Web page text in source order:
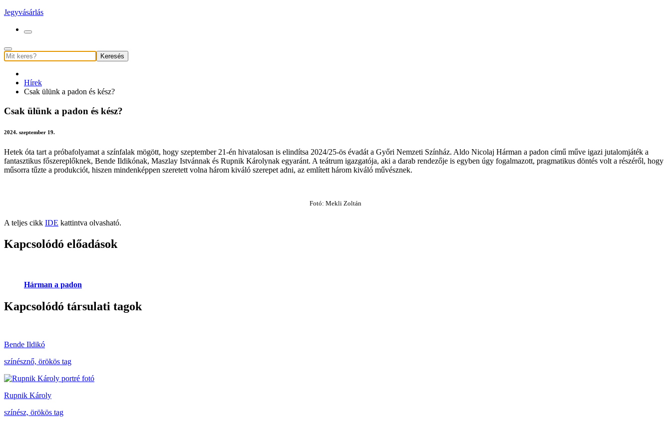
Jegyvásárlás
Keresés
Hírek
Csak ülünk a padon és kész?
Csak ülünk a padon és kész?
2024. szeptember 19.
Hetek óta tart a próbafolyamat a színfalak mögött, hogy szeptember 21-én hivatalosan is elindítsa 2024/25-ös évadát a Győri Nemzeti Színház. Aldo Nicolaj Hárman a padon című műve igazi jutalomjáték a
fantasztikus főszereplőknek, Bende Ildikónak, Maszlay Istvánnak és Rupnik Károlynak egyaránt. A teátrum igazgatója, aki a darab rendezője is egyben úgy fogalmazott, pragmatikus döntés volt a részéről, hogy
műsorra tűzte a produkciót, hiszen mindenképpen szeretett volna három kiváló szerepet adni, az említett három kiváló művésznek.
Fotó: Mekli Zoltán
A teljes cikk IDE kattintva olvasható.
Kapcsolódó előadások
Hárman a padon
Kapcsolódó társulati tagok
Bende Ildikó
színésznő, örökös tag
Rupnik Károly
színész, örökös tag